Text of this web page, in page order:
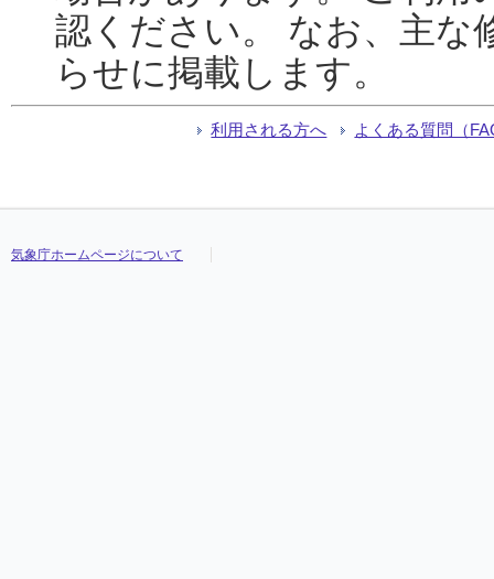
認ください。 なお、主な
らせに掲載します。
利用される方へ よくある質問（
気象庁ホームページについて